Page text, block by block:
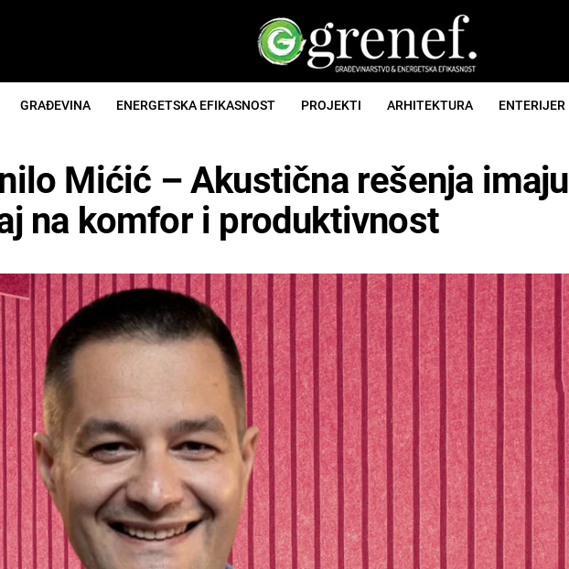
GRAĐEVINA ENERGETSKA EFIKASNOST PROJEKTI ARHITEKTURA ENTERIJER
Mićić – Akustična rešenja imaju
na komfor i produktivnost